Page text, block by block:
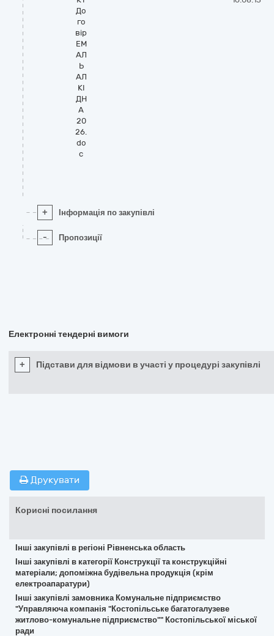
До
го
вір
ЕМ
АЛ
Ь
АЛ
КІ
ДН
А
20
26.
do
c
+ Інформація по закупівлі
- Пропозиції
Електронні тендерні вимоги
+ Підстави для відмови в участі у процедурі закупівлі
Друкувати
Корисні посилання
Інші закупівлі в регіоні Рівненська область
Інші закупівлі в категорії Конструкції та конструкційні
матеріали; допоміжна будівельна продукція (крім
електроапаратури)
Інші закупівлі замовника Комунальне підприємство
"Управляюча компанія "Костопільське багатогалузеве
житлово-комунальне підприємство"" Костопільської міської
ради